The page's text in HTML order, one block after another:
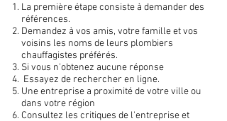
La première étape consiste à demander des
références.
Demandez à vos amis, votre famille et vos
voisins les noms de leurs plombiers
chauffagistes préférés.
Si vous n'obtenez aucune réponse
Essayez de rechercher en ligne.
Une entreprise a proximité de votre ville ou
dans votre région
Consultez les critiques de l'entreprise et